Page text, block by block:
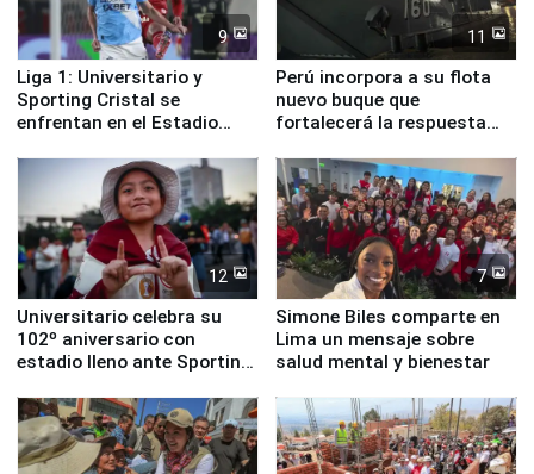
9
Liga 1: Universitario y
Sporting Cristal se
enfrentan en el Estadio
11
Perú incorpora a su flota
nuevo buque que
fortalecerá la respuesta
12
Universitario celebra su
102º aniversario con
estadio lleno ante Sporting
7
Simone Biles comparte en
Lima un mensaje sobre
salud mental y bienestar